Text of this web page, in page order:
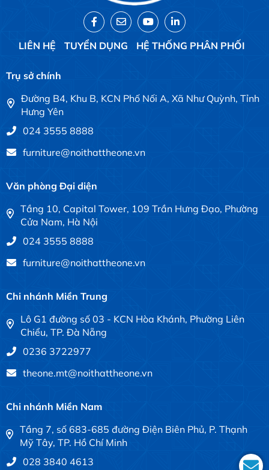
LIÊN HỆ TUYỂN DỤNG HỆ THỐNG PHÂN PHỐI
Trụ sở chính
Đường B4, Khu B, KCN Phố Nối A, Xã Như Quỳnh, Tỉnh
Hưng Yên
024 3555 8888
furniture@noithattheone.vn
Văn phòng Đại diện
Tầng 10, Capital Tower, 109 Trần Hưng Đạo, Phường
Cửa Nam, Hà Nội
024 3555 8888
furniture@noithattheone.vn
Chi nhánh Miền Trung
Lô G1 đường số 03 - KCN Hòa Khánh, Phường Liên
Chiểu, TP. Đà Nẵng
0236 3722977
theone.mt@noithattheone.vn
Chi nhánh Miền Nam
Tầng 7, số 683-685 đường Điện Biên Phủ, P. Thạnh
Mỹ Tây, TP. Hồ Chí Minh
028 3840 4613